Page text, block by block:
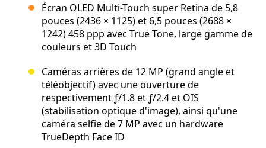
Écran OLED Multi-Touch super Retina de 5,8
pouces (2436 × 1125) et 6,5 pouces (2688 ×
1242) 458 ppp avec True Tone, large gamme de
couleurs et 3D Touch
Caméras arrières de 12 MP (grand angle et
téléobjectif) avec une ouverture de
respectivement ƒ/1.8 et ƒ/2.4 et OIS
(stabilisation optique d'image), ainsi qu'une
caméra selfie de 7 MP avec un hardware
TrueDepth Face ID